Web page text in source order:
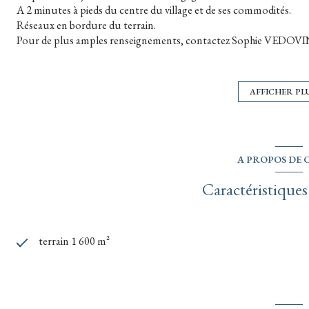
A 2 minutes à pieds du centre du village et de ses commodités.
Réseaux en bordure du terrain.
Pour de plus amples renseignements, contactez Sophie
2020 000 000 003 délivrée par la CCI d’Ardèche et portant la
commerce », portant la mention « absence de garantie
AFFICHER
A PROPOS DE
terrain 1 600 m²